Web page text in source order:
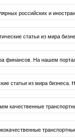
российских и
статьи из мира
финансов. На нашем
статьи из мира
качественные